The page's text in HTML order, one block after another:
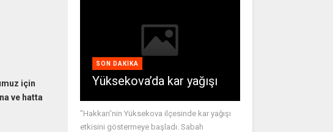
için
ve hatta
SON DAKIKA
Yüksekova’da kar yağışı
"Hakkari'nin Yüksekova ilçesinde kar yağışı
etkisini göstermeye başladı. Sabah